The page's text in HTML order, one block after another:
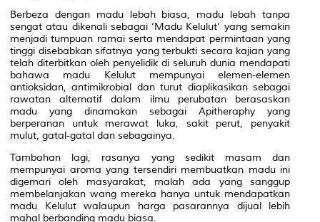
Berbeza dengan madu lebah biasa, madu lebah tanpa
sengat atau dikenali sebagai ‘Madu Kelulut’ yang semakin
menjadi tumpuan ramai serta mendapat permintaan yang
tinggi disebabkan sifatnya yang terbukti secara kajian yang
telah diterbitkan oleh penyelidik di seluruh dunia mendapati
bahawa madu Kelulut mempunyai elemen-elemen
antioksidan, antimikrobial dan turut diaplikasikan sebagai
rawatan alternatif dalam ilmu perubatan berasaskan
madu yang dinamakan sebagai Apitheraphy yang
berperanan untuk merawat luka, sakit perut, penyakit
mulut, gatal-gatal dan sebagainya.
Tambahan lagi, rasanya yang sedikit masam dan
mempunyai aroma yang tersendiri membuatkan madu ini
digemari oleh masyarakat, malah ada yang sanggup
membelanjakan wang mereka hanya untuk mendapatkan
madu Kelulut walaupun harga pasarannya dijual lebih
mahal berbanding madu biasa.